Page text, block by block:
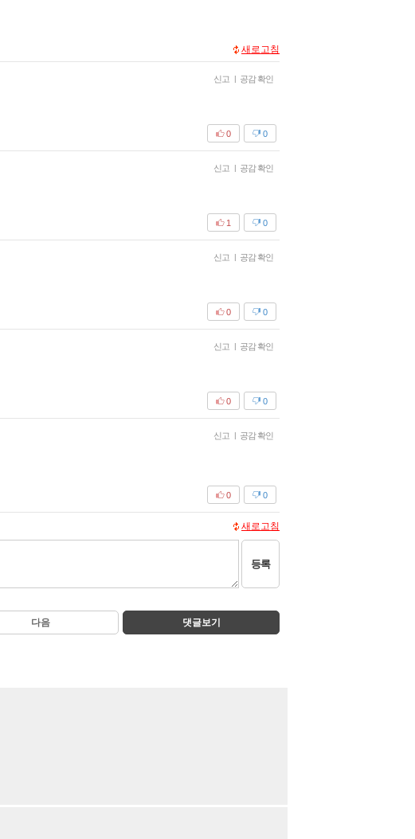
새로고침
신고 | 공감 확인
0
0
신고 | 공감 확인
0
1
신고 | 공감 확인
0
0
신고 | 공감 확인
0
0
신고 | 공감 확인
0
0
새로고침
등록
다음 댓글보기